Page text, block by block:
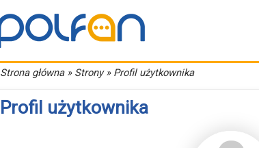
Strona główna» Strony » Profil użytkownika
Profil użytkownika